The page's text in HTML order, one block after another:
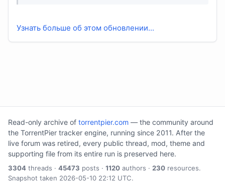
Узнать больше об этом обновлении...
Read-only archive of torrentpier.com — the community around
the TorrentPier tracker engine, running since 2011. After the
live forum was retired, every public thread, mod, theme and
supporting file from its entire run is preserved here.
3304 threads · 45473 posts · 1120 authors · 230 resources.
Snapshot taken 2026-05-10 22:12 UTC.